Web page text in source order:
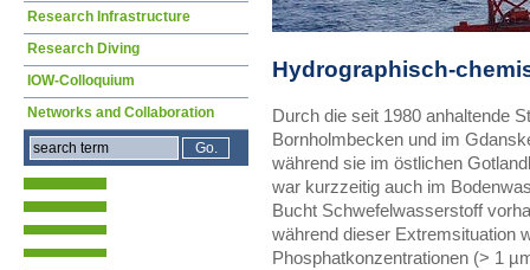
Hydrographisch-
Durch die seit 1980 anhaltende
Bornholmbecken und im
während sie im östlichen
war kurzzeitig auch im
Bucht Schwefelwasserstoff
während dieser Extremsituation
Phosphatkonzentrationen (> 1
Research Infrastructure
Research Diving
IOW-Colloquium
Networks and Collaboration